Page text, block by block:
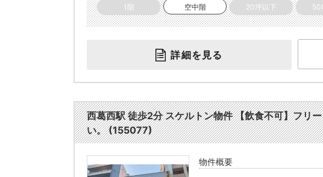
1階 空中階 20坪以下 50
詳細を見る
西葛西駅 徒歩2分 スケルトン物件 【飲食不可】フリ
い。 (155077)
物件概要